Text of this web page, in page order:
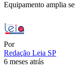
Equipamento amplia
Por
Redação Leia SP
6 meses atrás